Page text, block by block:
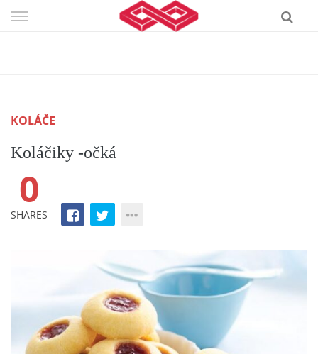
Skip
KOLÁČE
Koláčiky -očká
0
SHARES